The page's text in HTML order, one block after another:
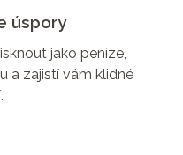
úspory
jako peníze,
a zajistí vám klidné